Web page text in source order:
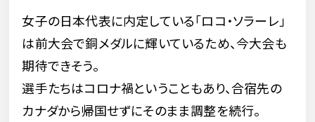
女子の日本代表に内定している「ロコ・ソラーレ」
は前大会で銅メダルに輝いているため、今大会も
期待できそう。
選手たちはコロナ禍ということもあり、合宿先の
カナダから帰国せずにそのまま調整を続行。